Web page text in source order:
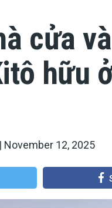
cửa
hữu
November 12, 2025